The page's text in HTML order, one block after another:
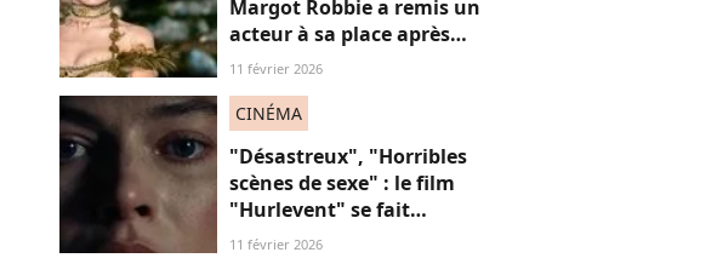
Margot Robbie a remis un
acteur à sa place après
qu’il lui a conseillé de
11 février 2026
CINÉMA
"Désastreux", "Horribles
scènes de sexe" : le film
"Hurlevent" se fait
détruire par la presse, et si
11 février 2026